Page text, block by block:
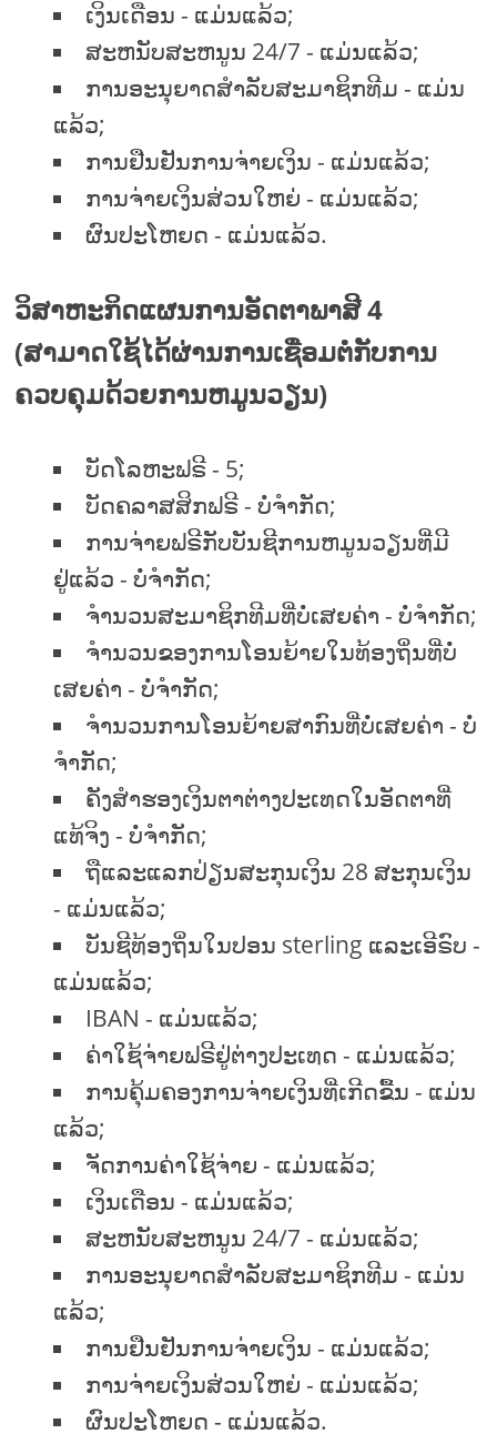
ເງິນເດືອນ - ແມ່ນແລ້ວ;
ສະຫນັບສະຫນູນ 24/7 - ແມ່ນແລ້ວ;
ການອະນຸຍາດສໍາລັບສະມາຊິກທີມ - ແມ່ນ
ແລ້ວ;
ການຢືນຢັນການຈ່າຍເງິນ - ແມ່ນແລ້ວ;
ການຈ່າຍເງິນສ່ວນໃຫຍ່ - ແມ່ນແລ້ວ;
ຜົນປະໂຫຍດ - ແມ່ນແລ້ວ.
ວິສາຫະກິດແຜນການອັດຕາພາສີ 4
(ສາມາດໃຊ້ໄດ້ຜ່ານການເຊື່ອມຕໍ່ກັບການ
ຄວບຄຸມດ້ວຍການຫມູນວຽນ)
ບັດໂລຫະຟຣີ - 5;
ບັດຄລາສສິກຟຣີ - ບໍ່ຈໍາກັດ;
ການຈ່າຍຟຣີກັບບັນຊີການຫມູນວຽນທີ່ມີ
ຢູ່ແລ້ວ - ບໍ່ຈໍາກັດ;
ຈໍານວນສະມາຊິກທີມທີ່ບໍ່ເສຍຄ່າ - ບໍ່ຈໍາກັດ;
ຈໍານວນຂອງການໂອນຍ້າຍໃນທ້ອງຖິ່ນທີ່ບໍ່
ເສຍຄ່າ - ບໍ່ຈໍາກັດ;
ຈໍານວນການໂອນຍ້າຍສາກົນທີ່ບໍ່ເສຍຄ່າ - ບໍ່
ຈໍາກັດ;
ຄັງສໍາຮອງເງິນຕາຕ່າງປະເທດໃນອັດຕາທີ່
ແທ້ຈິງ - ບໍ່ຈໍາກັດ;
ຖືແລະແລກປ່ຽນສະກຸນເງິນ 28 ສະກຸນເງິນ
- ແມ່ນແລ້ວ;
ບັນຊີທ້ອງຖິ່ນໃນປອນ sterling ແລະເອີຣົບ -
ແມ່ນແລ້ວ;
IBAN - ແມ່ນແລ້ວ;
ຄ່າໃຊ້ຈ່າຍຟຣີຢູ່ຕ່າງປະເທດ - ແມ່ນແລ້ວ;
ການຄຸ້ມຄອງການຈ່າຍເງິນທີ່ເກີດຂື້ນ - ແມ່ນ
ແລ້ວ;
ຈັດການຄ່າໃຊ້ຈ່າຍ - ແມ່ນແລ້ວ;
ເງິນເດືອນ - ແມ່ນແລ້ວ;
ສະຫນັບສະຫນູນ 24/7 - ແມ່ນແລ້ວ;
ການອະນຸຍາດສໍາລັບສະມາຊິກທີມ - ແມ່ນ
ແລ້ວ;
ການຢືນຢັນການຈ່າຍເງິນ - ແມ່ນແລ້ວ;
ການຈ່າຍເງິນສ່ວນໃຫຍ່ - ແມ່ນແລ້ວ;
ຜົນປະໂຫຍດ - ແມ່ນແລ້ວ.